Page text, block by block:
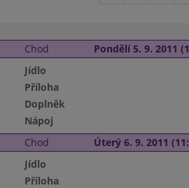
Chod Pondělí 5. 9. 2011
Jídlo
Příloha
Doplněk
Nápoj
Chod Úterý 6. 9. 2011
Jídlo
Příloha